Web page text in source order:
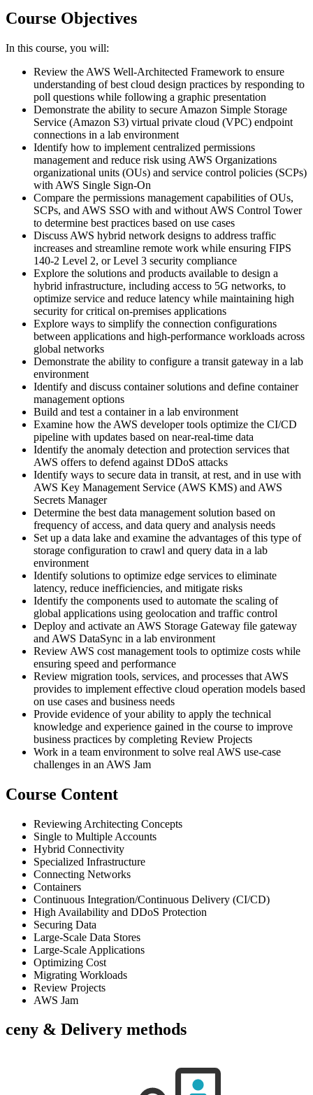
Course Objectives
In this course, you will:
Review the AWS Well-Architected Framework to ensure
understanding of best cloud design practices by responding to
poll questions while following a graphic presentation
Demonstrate the ability to secure Amazon Simple Storage
Service (Amazon S3) virtual private cloud (VPC) endpoint
connections in a lab environment
Identify how to implement centralized permissions
management and reduce risk using AWS Organizations
organizational units (OUs) and service control policies (SCPs)
with AWS Single Sign-On
Compare the permissions management capabilities of OUs,
SCPs, and AWS SSO with and without AWS Control Tower
to determine best practices based on use cases
Discuss AWS hybrid network designs to address traffic
increases and streamline remote work while ensuring FIPS
140-2 Level 2, or Level 3 security compliance
Explore the solutions and products available to design a
hybrid infrastructure, including access to 5G networks, to
optimize service and reduce latency while maintaining high
security for critical on-premises applications
Explore ways to simplify the connection configurations
between applications and high-performance workloads across
global networks
Demonstrate the ability to configure a transit gateway in a lab
environment
Identify and discuss container solutions and define container
management options
Build and test a container in a lab environment
Examine how the AWS developer tools optimize the CI/CD
pipeline with updates based on near-real-time data
Identify the anomaly detection and protection services that
AWS offers to defend against DDoS attacks
Identify ways to secure data in transit, at rest, and in use with
AWS Key Management Service (AWS KMS) and AWS
Secrets Manager
Determine the best data management solution based on
frequency of access, and data query and analysis needs
Set up a data lake and examine the advantages of this type of
storage configuration to crawl and query data in a lab
environment
Identify solutions to optimize edge services to eliminate
latency, reduce inefficiencies, and mitigate risks
Identify the components used to automate the scaling of
global applications using geolocation and traffic control
Deploy and activate an AWS Storage Gateway file gateway
and AWS DataSync in a lab environment
Review AWS cost management tools to optimize costs while
ensuring speed and performance
Review migration tools, services, and processes that AWS
provides to implement effective cloud operation models based
on use cases and business needs
Provide evidence of your ability to apply the technical
knowledge and experience gained in the course to improve
business practices by completing Review Projects
Work in a team environment to solve real AWS use-case
challenges in an AWS Jam
Course Content
Reviewing Architecting Concepts
Single to Multiple Accounts
Hybrid Connectivity
Specialized Infrastructure
Connecting Networks
Containers
Continuous Integration/Continuous Delivery (CI/CD)
High Availability and DDoS Protection
Securing Data
Large-Scale Data Stores
Large-Scale Applications
Optimizing Cost
Migrating Workloads
Review Projects
AWS Jam
ceny & Delivery methods